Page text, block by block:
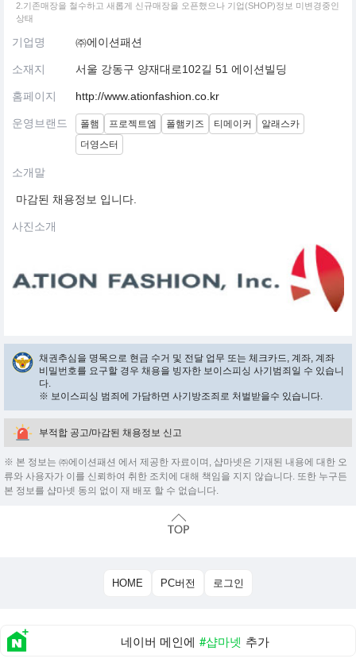
2.기존매장을 철수하고 새롭게 신규매장을 오픈했으나 기업(SHOP)정보 미변경중인
상태
기업명 ㈜에이션패션
소재지 서울 강동구 양재대로102길 51 에이션빌딩
홈페이지 http://www.ationfashion.co.kr
운영브랜드 폴햄 프로젝트엠 폴햄키즈 티메이커
알래스카
더영스터
소개말
마감된 채용정보 입니다.
사진소개
채권추심을 명목으로 현금 수거 및 전달 업무 또는 체크카드, 계좌, 계좌
비밀번호를 요구할 경우 채용을 빙자한 보이스피싱 사기범죄일 수 있습니
다.
※ 보이스피싱 범죄에 가담하면 사기방조죄로 처벌받을수 있습니다.
부적합 공고/마감된 채용정보 신고
※ 본 정보는 ㈜에이션패션 에서 제공한 자료이며, 샵마넷은 기재된 내용에 대한 오
류와 사용자가 이를 신뢰하여 취한 조치에 대해 책임을 지지 않습니다. 또한 누구든
본 정보를 샵마넷 동의 없이 재 배포 할 수 없습니다.
HOME PC버전 로그인
네이버 메인에 #샵마넷 추가